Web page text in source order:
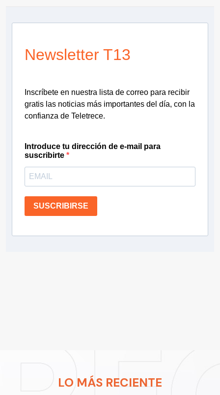
Newsletter T13
Inscríbete en nuestra lista de correo para recibir
gratis las noticias más importantes del día, con la
confianza de Teletrece.
Introduce tu dirección de e-mail para
suscribirte
SUSCRIBIRSE
LO MÁS RECIENTE